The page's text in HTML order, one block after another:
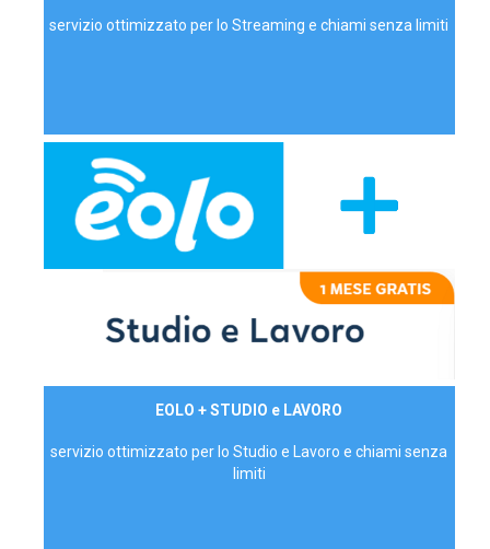
servizio ottimizzato per lo Streaming e chiami senza limiti
EOLO + STUDIO e LAVORO
servizio ottimizzato per lo Studio e Lavoro e chiami senza
limiti